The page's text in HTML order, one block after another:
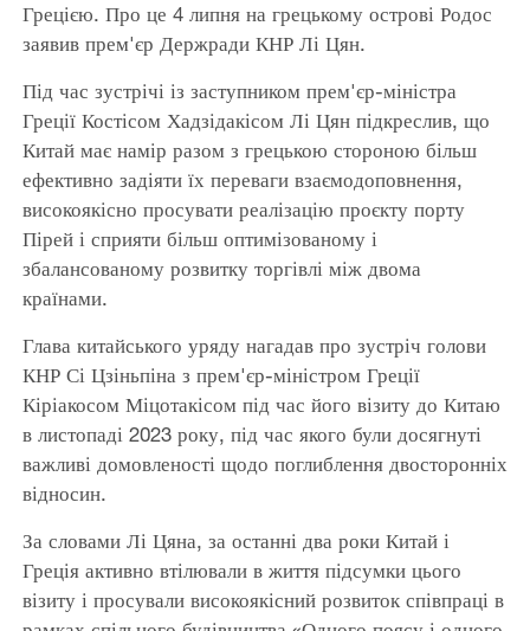
Грецією. Про це 4 липня на грецькому острові Родос
заявив прем'єр Держради КНР Лі Цян.
Під час зустрічі із заступником прем'єр-міністра
Греції Костісом Хадзідакісом Лі Цян підкреслив, що
Китай має намір разом з грецькою стороною більш
ефективно задіяти їх переваги взаємодоповнення,
високоякісно просувати реалізацію проєкту порту
Пірей і сприяти більш оптимізованому і
збалансованому розвитку торгівлі між двома
країнами.
Глава китайського уряду нагадав про зустріч голови
КНР Сі Цзіньпіна з прем'єр-міністром Греції
Кіріакосом Міцотакісом під час його візиту до Китаю
в листопаді 2023 року, під час якого були досягнуті
важливі домовленості щодо поглиблення двосторонніх
відносин.
За словами Лі Цяна, за останні два роки Китай і
Греція активно втілювали в життя підсумки цього
візиту і просували високоякісний розвиток співпраці в